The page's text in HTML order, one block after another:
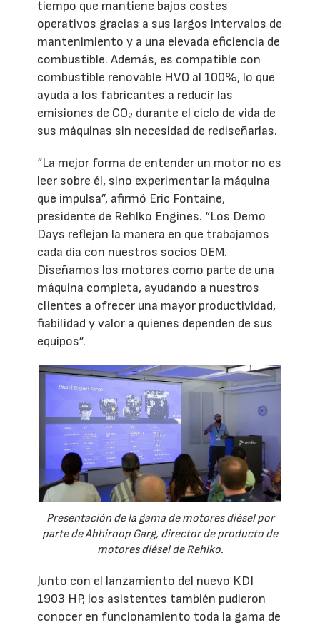
tiempo que mantiene bajos costes
operativos gracias a sus largos intervalos de
mantenimiento y a una elevada eficiencia de
combustible. Además, es compatible con
combustible renovable HVO al 100%, lo que
ayuda a los fabricantes a reducir las
emisiones de CO₂ durante el ciclo de vida de
sus máquinas sin necesidad de rediseñarlas.
“La mejor forma de entender un motor no es
leer sobre él, sino experimentar la máquina
que impulsa”, afirmó Eric Fontaine,
presidente de Rehlko Engines. “Los Demo
Days reflejan la manera en que trabajamos
cada día con nuestros socios OEM.
Diseñamos los motores como parte de una
máquina completa, ayudando a nuestros
clientes a ofrecer una mayor productividad,
fiabilidad y valor a quienes dependen de sus
equipos”.
Presentación de la gama de motores diésel por
parte de Abhiroop Garg, director de producto de
motores diésel de Rehlko.
Junto con el lanzamiento del nuevo KDI
1903 HP, los asistentes también pudieron
conocer en funcionamiento toda la gama de